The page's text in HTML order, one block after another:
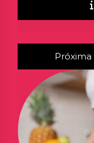
Próxima